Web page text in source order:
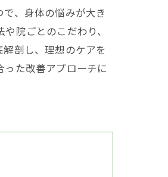
、身体の悩みが大き
院ごとのこだわり、
剖し、理想のケアを
た改善アプローチに